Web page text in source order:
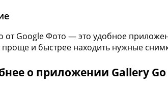
от Google Фото — это удобное
и быстрее находить нужные
о приложении Gallery Go